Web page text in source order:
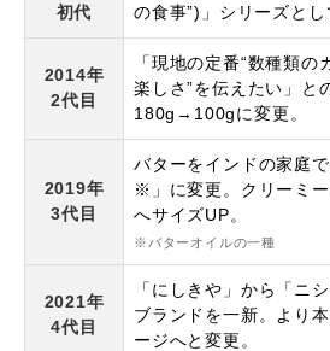
初代
の食事”)」シリーズとし
2014年
2代目
「現地の定番“数種類
楽しさ”を伝えたい」と
180g→100gに変更。
2019年
3代目
バターをインドの家庭
※」に変更。クリーミ
へサイズUP。
※バターオイルの一種
2021年
4代目
「にしきや」から「ニ
ブランドを一新。より
ージへと変更。